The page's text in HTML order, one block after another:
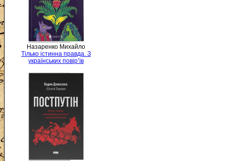
Назаренко Михайло
Тілько істинна правда. З
українських повір’їв